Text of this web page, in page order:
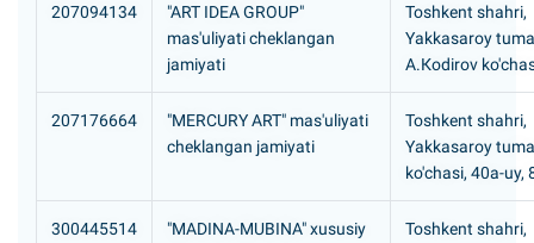
207094134
"ART IDEA GROUP"
mas'uliyati cheklangan
jamiyati
Toshkent shahri,
Yakkasaroy
А.Коdirov
207176664
"MERCURY ART" mas'uliyati
cheklangan jamiyati
Toshkent shahri,
Yakkasaroy
ko'chasi, 40а-uy,
300445514
"MADINA-MUBINA" xususiy
Toshkent shahri,